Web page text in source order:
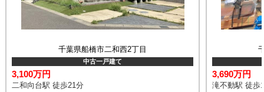
千葉県船橋市二和西2丁目
中古一戸建て
3,100万円
二和向台駅 徒歩21分
3,690万円
滝不動駅 徒歩